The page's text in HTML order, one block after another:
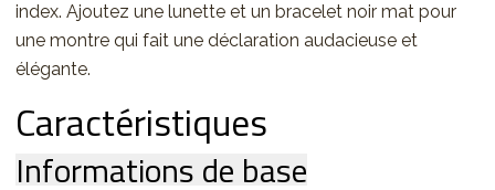
index. Ajoutez une lunette et un bracelet noir mat pour
une montre qui fait une déclaration audacieuse et
élégante.
Caractéristiques
Informations de base